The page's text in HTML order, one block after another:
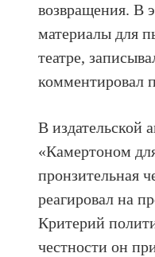
возвращения. В
материалы для
театре,
комментировал
В издательской
«Камертоном
пронзительная
реагировал на
Критерий
честности он